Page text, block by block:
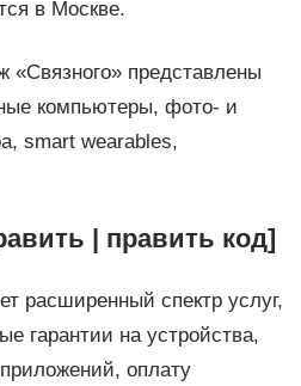
в Москве.
«Связного» представлены
компьютеры, фото- и
smart wearables,
| править код]
расширенный спектр услуг,
гарантии на устройства,
оплату